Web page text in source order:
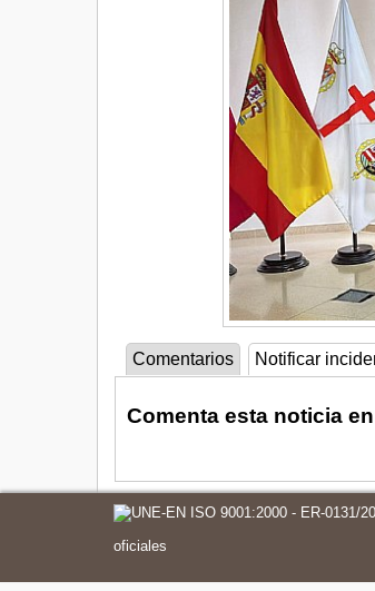
Comentarios Notificar
Comenta esta noticia
oficiales